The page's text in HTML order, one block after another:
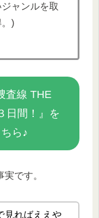
ャンルを取
。)
査線 THE
日間！』を
ら♪
です。
見ればええや